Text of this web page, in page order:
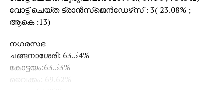
വോട്ട് ചെയ്ത ട്രാന്‍സ്‌ജെന്‍ഡേഴ്‌സ് : 3( 23.08% ;
ആകെ :13)
നഗരസഭ
ചങ്ങനാശേരി: 63.54%
കോട്ടയം:63.53%
വൈക്കം: 69.62%